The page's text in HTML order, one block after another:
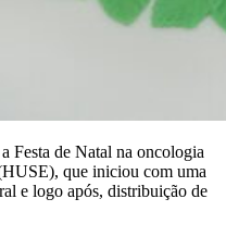
Festa de Natal na oncologia
que iniciou com uma
e logo após, distribuição de